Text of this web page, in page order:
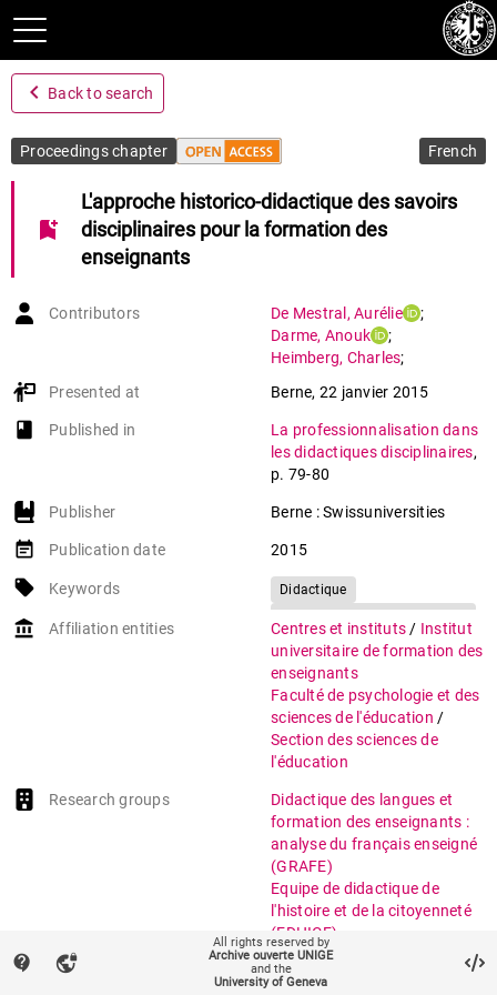
navigate_before Back to search
Proceedings chapter French
bookmark_add
L'approche historico-didactique des savoirs
disciplinaires pour la formation des
enseignants
Contributors De Mestral , Aurélie
;
Darme, Anouk
;
Heimberg, Charles;
Catherine
Rouiller,Viviane;
Schneuwly,Bernard
Presented at Berne, 22 janvier 2015
book-open
Published in
La professionnalisation dans
les didactiques disciplinaires,
p. 79-80
Publisher Berne : Swissuniversities
event_note Publication date 2015
local_offer Keywords
Didactique
Formation des enseignants
account_balance Affiliation entities Centres et instituts / Institut
universitaire de formation des
enseignants
Faculté de psychologie et des
sciences de l'éducation /
Section des sciences de
l'éducation
Research groups
Didactique des langues et
formation des enseignants :
analyse du français enseigné
(GRAFE)
Equipe de didactique de
l'histoire et de la citoyenneté
(EDHICE)
Equipe de recherche en
histoire des sciences de
contact_support vpn_lock
All rights reserved by
Archive ouverte UNIGE
and the
University of Geneva